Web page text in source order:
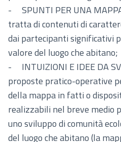
- SPUNTI PER UNA
tratta di contenuti di
dai partecipanti significativi
valore del luogo che abitano;
- INTUIZIONI E IDEE DA
proposte pratico-operative
della mappa in fatti o
realizzabili nel breve medio
uno sviluppo di comunità
del luogo che abitano (la